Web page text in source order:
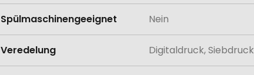
Spülmaschinengeeignet Nein
Veredelung Digitaldruck, Siebdruck